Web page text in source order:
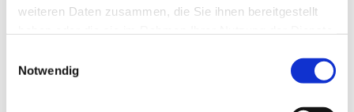
weiteren Daten zusammen, die Sie ihnen bereitgestellt
Notwendig
Jubel-Konfirmanden gesucht
Mit den Konfirmandenjahrgängen 1973 und 1974
feiert die Evangelische Kirchengemeinde Verl am